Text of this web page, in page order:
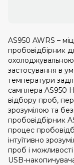
AS950 AWRS –
пробовідбірник
застосування в
температури
самплера AS950
відбору проб,
зрозумілою та
пробовідбірник
процес
інтуїтивно
проб і
USB-